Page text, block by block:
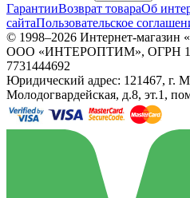
ГарантииВозврат товараОб
сайтаПользовательское
© 1998–2026 Интернет-магазин
ООО «ИНТЕРОПТИМ», ОГРН
7731444692
Юридический адрес: 121467, г.
Молодогвардейская, д.8, эт.1,